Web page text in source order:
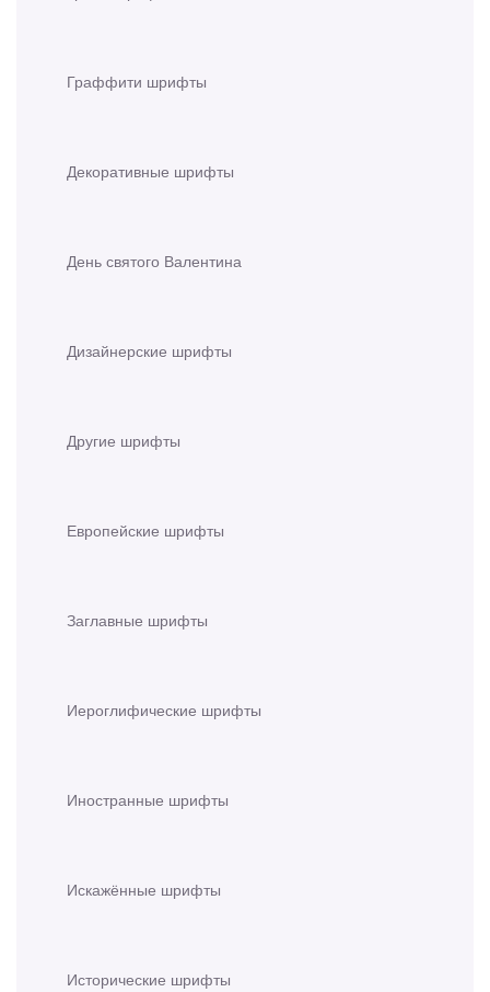
Граффити шрифты
Декоративные шрифты
День святого Валентина
Дизайнерские шрифты
Другие шрифты
Европейские шрифты
Заглавные шрифты
Иероглифические шрифты
Иностранные шрифты
Искажённые шрифты
Исторические шрифты